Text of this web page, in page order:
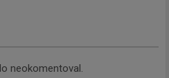
neokomentoval.
1x týdně.